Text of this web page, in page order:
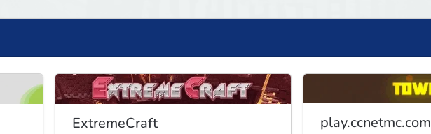
ExtremeCraft play.ccnetmc.com